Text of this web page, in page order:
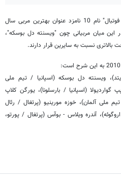
به گزارش خبرگزاری مهر، مجله "فرانس فوتبال" نام 10 نامزد عنوان بهترین مربی سال
کرده که در این میان مربیانی چون "ویسنته دل بوسکه"،
نسبت به سایرین قرار دارند.
ویسنته دل بوسکه (اسپانیا / تیم ملی
(اسپانیا / بارسلونا)، یورگن کلاپ
ملی آلمان)، خوزه مورینیو (پرتغال / رئال
آندره ویلاس - بوآس (پرتغال / پورتو،